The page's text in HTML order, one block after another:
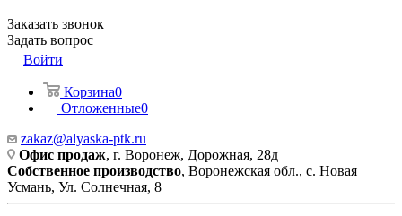
Заказать звонок
Задать вопрос
Войти
Корзина0
Отложенные0
zakaz@alyaska-ptk.ru
Офис продаж, г. Воронеж, Дорожная, 28д
Собственное производство, Воронежская обл., с. Новая
Усмань, Ул. Солнечная, 8